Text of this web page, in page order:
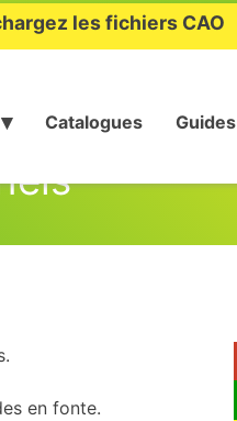
les fichiers CAO
Catalogues Guides
en fonte.